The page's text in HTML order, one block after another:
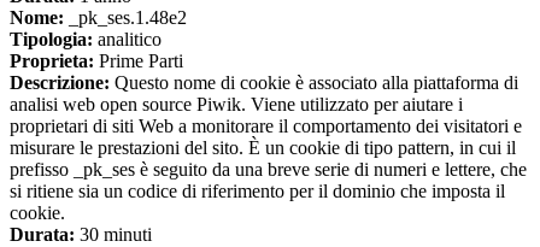
Nome: _pk_ses.1.48e2
Tipologia: analitico
Proprieta: Prime Parti
Descrizione: Questo nome di cookie è associato alla piattaforma di
analisi web open source Piwik. Viene utilizzato per aiutare i
proprietari di siti Web a monitorare il comportamento dei visitatori e
misurare le prestazioni del sito. È un cookie di tipo pattern, in cui il
prefisso _pk_ses è seguito da una breve serie di numeri e lettere, che
si ritiene sia un codice di riferimento per il dominio che imposta il
cookie.
Durata: 30 minuti